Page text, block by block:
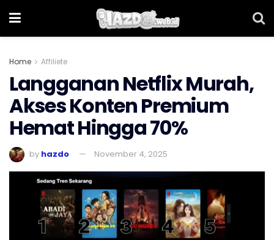
Home Affiliete
Langganan Netflix Murah,
Akses Konten Premium
Hemat Hingga 70%
by hazdo November 4, 2025